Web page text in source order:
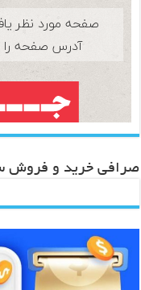
صرافی خرید و فروش